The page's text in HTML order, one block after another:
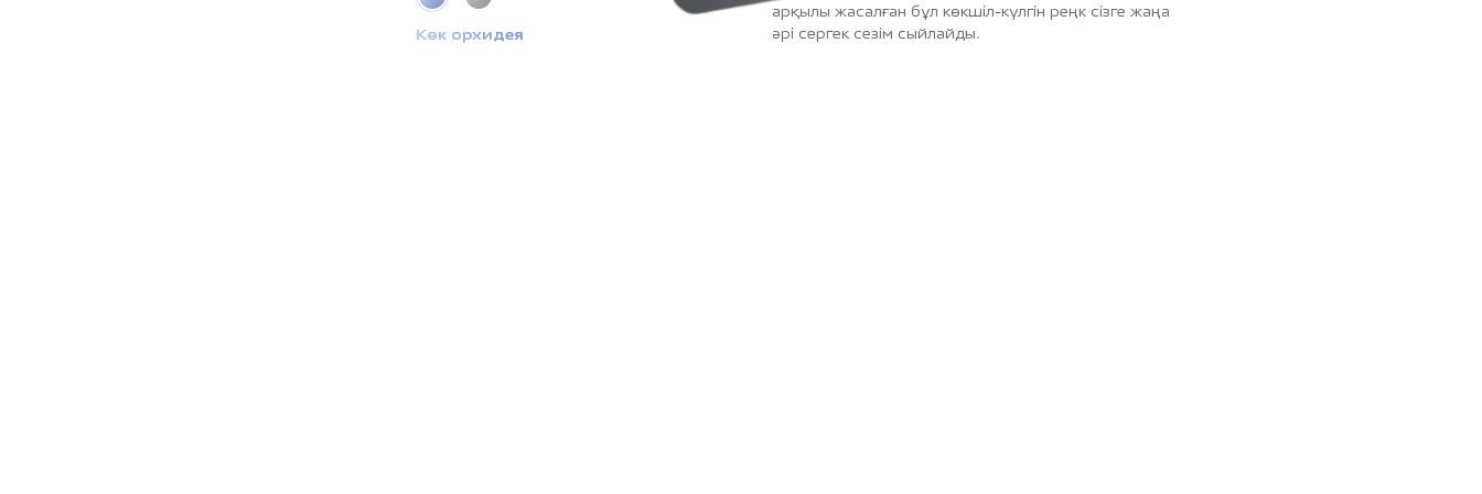
Көк орхидея
арқылы жасалған бұл көкшіл-күлгін реңк сізге жаңа
әрі сергек сезім сыйлайды.
Ғарыштық сұр
саусақ іздерін оңайлықпен жұқтырмайды. Бұл – сізге
тыныштық пен жайлылық сыйлайтын түс.